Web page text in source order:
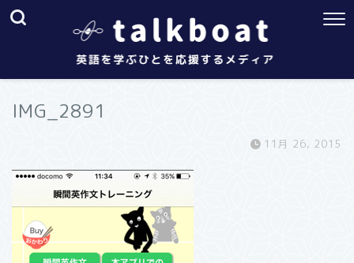
IMG_2891
11月 26, 2015